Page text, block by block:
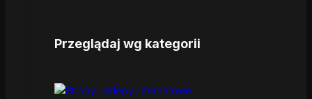
Przeglądaj wg kategorii